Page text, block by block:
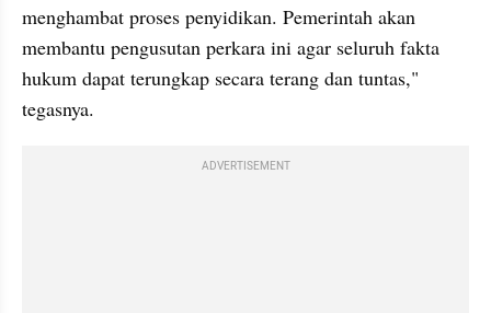
menghambat proses penyidikan. Pemerintah akan
membantu pengusutan perkara ini agar seluruh fakta
hukum dapat terungkap secara terang dan tuntas,"
tegasnya.
ADVERTISEMENT